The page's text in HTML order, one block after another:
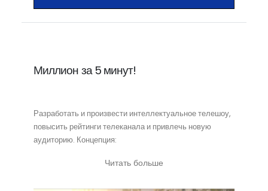
Миллион за 5 минут!
Разработать и произвести интеллектуальное телешоу,
повысить рейтинги телеканала и привлечь новую
аудиторию. Концепция:
Читать больше